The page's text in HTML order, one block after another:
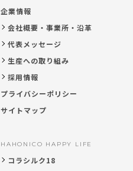
HAHONICO HAPPY LIFE
コラシルク18
企業情報
会社概要・事業所・沿革
代表メッセージ
生産への取り組み
採用情報
プライバシーポリシー
サイトマップ